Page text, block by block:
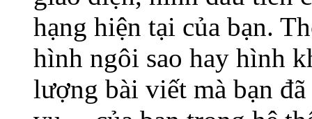
hạng hiện tại của bạn.
hình ngôi sao hay hình
lượng bài viết mà bạn